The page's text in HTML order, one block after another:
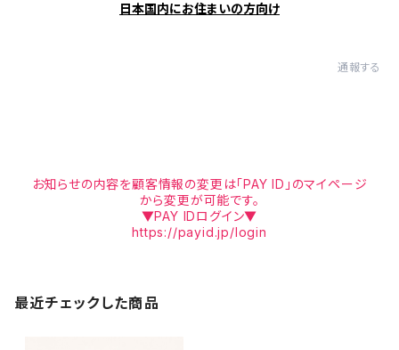
日本国内にお住まいの方向け
通報する
お知らせの内容を顧客情報の変更は「PAY ID」のマイページ
から変更が可能です。
▼PAY IDログイン▼
https://payid.jp/login
最近チェックした商品